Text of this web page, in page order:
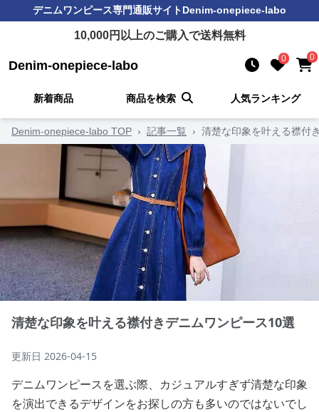
デニムワンピース専門通販サイトDenim-onepiece-labo
10,000円以上のご購入で送料無料
Denim-onepiece-labo 0 0
新着商品 商品を検索 人気ランキング
Denim-onepiece-labo TOP › 記事一覧 › 清楚な印象を叶える襟付
清楚な印象を叶える襟付きデニムワンピース10選
更新日 2026-04-15
デニムワンピースを選ぶ際、カジュアルすぎず清楚な印象
を演出できるデザインをお探しの方も多いのではないでし